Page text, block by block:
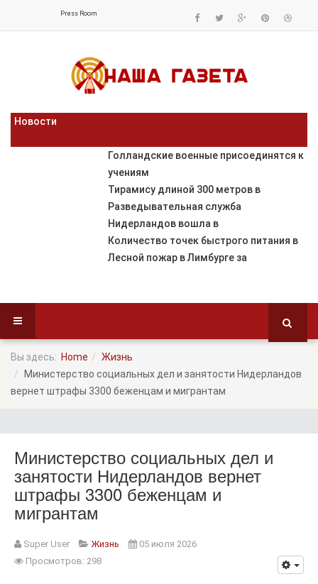
Press Room
Новости
Голландские военные присоединятся к
учениям
Тирамису длиной 300 метров в
Разведывательная служба
Нидерландов вошла в
Количество точек быстрого питания в
Лесной пожар в Лимбурге за
Вы здесь: Home
Жизнь
Министерство социальных дел и занятости Нидерландов
вернет штрафы 3300 беженцам и мигрантам
Министерство социальных дел и
занятости Нидерландов вернет
штрафы 3300 беженцам и
мигрантам
Super User Жизнь
05 июля 2026
Просмотров: 298